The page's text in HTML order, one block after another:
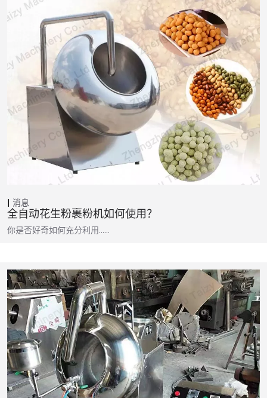
消息
全自动花生粉裹粉机如何使用？
你是否好奇如何充分利用……